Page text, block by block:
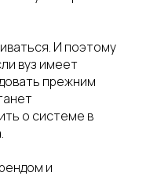
И поэтому
вуз имеет
прежним
о системе в
и